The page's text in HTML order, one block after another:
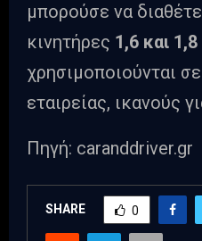
μπορούσε να
κινητήρες 1,6 και 1,8
χρησιμοποιούνται
εταιρείας, ικανούς
Πηγή: caranddriver.gr
SHARE 0